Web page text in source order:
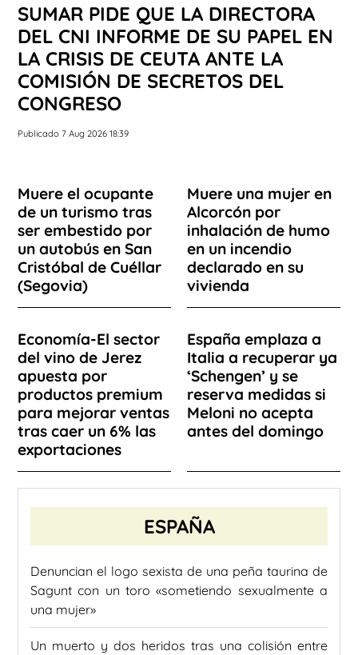
SUMAR PIDE QUE LA DIRECTORA
DEL CNI INFORME DE SU PAPEL EN
LA CRISIS DE CEUTA ANTE LA
COMISIÓN DE SECRETOS DEL
CONGRESO
Publicado 7 Aug 2026 18:39
Muere el ocupante
de un turismo tras
ser embestido por
un autobús en San
Cristóbal de Cuéllar
(Segovia)
Muere una mujer en
Alcorcón por
inhalación de humo
en un incendio
declarado en su
vivienda
Economía-El sector
del vino de Jerez
apuesta por
productos premium
para mejorar ventas
tras caer un 6% las
exportaciones
España emplaza a
Italia a recuperar ya
‘Schengen’ y se
reserva medidas si
Meloni no acepta
antes del domingo
ESPAÑA
Denuncian el logo sexista de una peña taurina de
Sagunt con un toro «sometiendo sexualmente a
una mujer»
Un muerto y dos heridos tras una colisión entre